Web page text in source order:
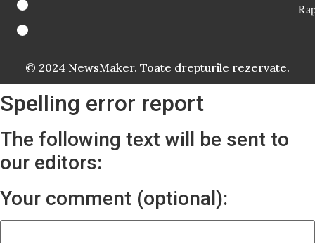
© 2024 NewsMaker. Toate drepturile rezervate.
Spelling error report
The following text will be sent to
our editors:
Your comment (optional):